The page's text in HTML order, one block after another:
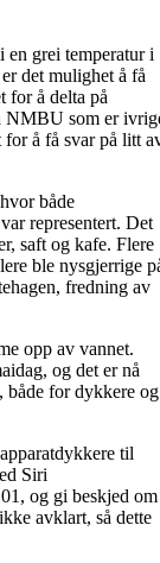
grei temperatur i
det mulighet å få
for å delta på
NMBU som er
for å få svar på litt
både
representert. Det
saft og kafe. Flere
ble nysgjerrige
fredning av
opp av vannet.
og det er nå
både for dykkere og
til
Siri
og gi beskjed om
avklart, så dette